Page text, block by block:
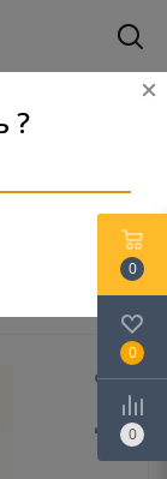
?
ИП Шамонтьев,
0
0
0